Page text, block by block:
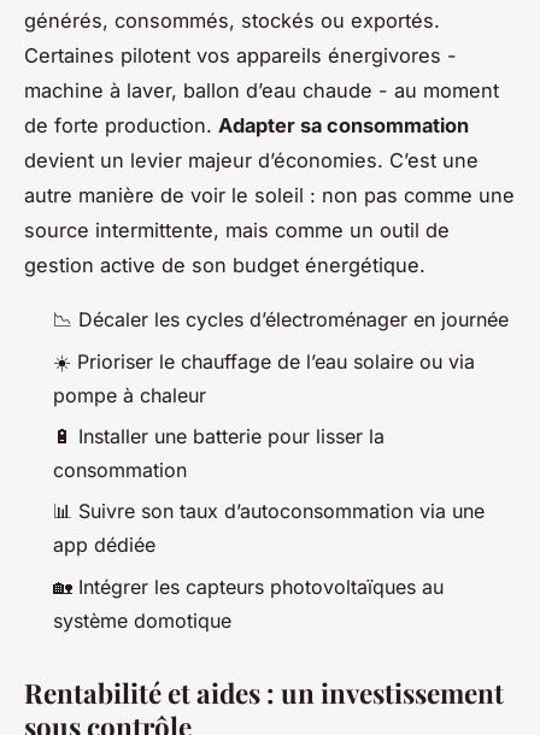
générés, consommés, stockés ou exportés.
Certaines pilotent vos appareils énergivores -
machine à laver, ballon d’eau chaude - au moment
de forte production. Adapter sa consommation
devient un levier majeur d’économies. C’est une
autre manière de voir le soleil : non pas comme une
source intermittente, mais comme un outil de
gestion active de son budget énergétique.
📉 Décaler les cycles d’électroménager en journée
☀️ Prioriser le chauffage de l’eau solaire ou via
pompe à chaleur
🔋 Installer une batterie pour lisser la
consommation
📊 Suivre son taux d’autoconsommation via une
app dédiée
🏡 Intégrer les capteurs photovoltaïques au
système domotique
Rentabilité et aides : un investissement
sous contrôle